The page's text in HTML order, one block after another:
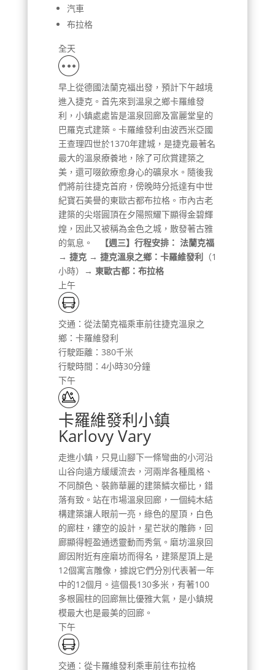
汽車
布拉格
全天
早上從德國法蘭克福出發，預計下午越境
進入捷克。首先來到溫泉之鄉卡羅維發
利，小鎮處處皆是溫泉回廊及富麗堂皇的
巴羅克式建築。卡羅維發利由波西米亞國
王查理四世於1370年建城，是捷克最著名
最大的溫泉療養地，除了可欣賞建築之
美，還可啜飲療愈身心的礦泉水。隨後我
們將前往捷克首府，傍晚時分抵達有中世
紀寶石美譽的東歐古都布拉格。市內古老
建築的尖塔圓頂在夕陽照耀下顯得金碧輝
煌，因此又被稱為金色之城，散發著古雅
的氣息。
【週三】行程安排： 法蘭克福
→ 捷克 → 捷克溫泉之鄉：卡羅維發利（1
小時）
→ 東歐古都：布拉格
上午
交通：從法蘭克福乘車前往捷克溫泉之
鄉：卡羅維發利
行駛距離：380千米
行駛時間：4小時30分鐘
下午
卡羅維發利小鎮
Karlovy Vary
走進小鎮，只見山腳下一條彎曲的小河沿
山谷向遠方緩緩流去，河兩岸各種風格、
不同顏色、裝飾華麗的建築鱗次櫛比，錯
落有致。站在市場溫泉回廊，一個純木結
構建築讓人眼前一亮，綠色的屋頂，白色
的廊柱，鏤空的設計，星芒狀的雕飾，回
廊顯得輕盈通透靈動而秀氣。磨坊溫泉回
廊因附近有座磨坊而得名，建築屋頂上是
12個寓言雕像，據說它們分別代表著一年
中的12個月。這個長130多米，有著100
多根圓柱的回廊無比優雅大氣，是小鎮規
模最大也是最美的回廊。
下午
交通：從卡羅維發利乘車前往布拉格